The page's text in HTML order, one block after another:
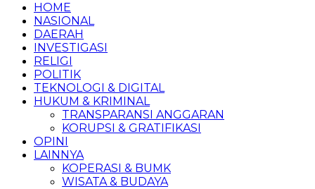
HOME
NASIONAL
DAERAH
INVESTIGASI
RELIGI
POLITIK
TEKNOLOGI & DIGITAL
HUKUM & KRIMINAL
TRANSPARANSI ANGGARAN
KORUPSI & GRATIFIKASI
OPINI
LAINNYA
KOPERASI & BUMK
WISATA & BUDAYA